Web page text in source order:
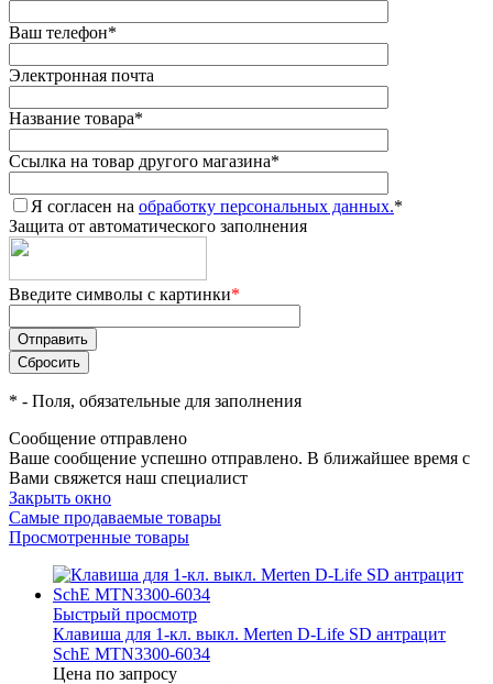
Ваш телефон*
Электронная почта
Название товара*
Ссылка на товар другого магазина*
Я согласен на обработку персональных данных.*
Защита от автоматического заполнения
Введите символы с картинки*
* - Поля, обязательные для заполнения
Сообщение отправлено
Ваше сообщение успешно отправлено. В ближайшее время с
Вами свяжется наш специалист
Закрыть окно
Самые продаваемые товары
Просмотренные товары
Быстрый просмотр
Клавиша для 1-кл. выкл. Merten D-Life SD антрацит
SchE MTN3300-6034
Цена по запросу